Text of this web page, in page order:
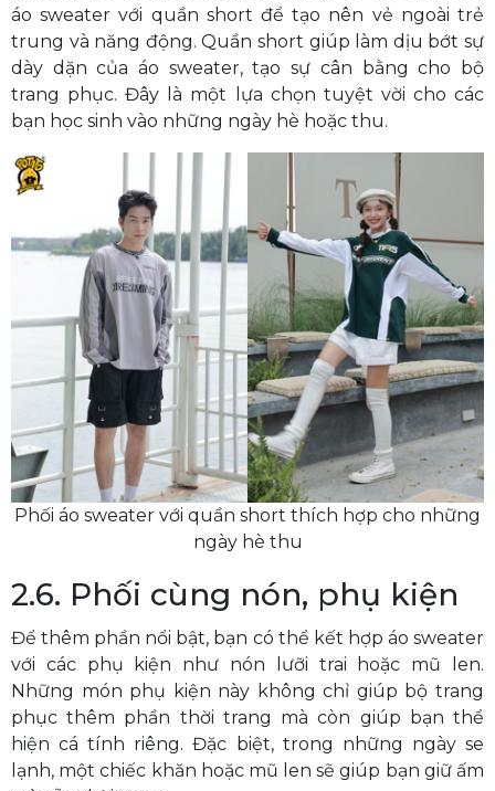
áo sweater với quần short để tạo nên vẻ ngoài trẻ
trung và năng động. Quần short giúp làm dịu bớt sự
dày dặn của áo sweater, tạo sự cân bằng cho bộ
trang phục. Đây là một lựa chọn tuyệt vời cho các
bạn học sinh vào những ngày hè hoặc thu.
Phối áo sweater với quần short thích hợp cho những
ngày hè thu
2.6. Phối cùng nón, phụ kiện
Để thêm phần nổi bật, bạn có thể kết hợp áo sweater
với các phụ kiện như nón lưỡi trai hoặc mũ len.
Những món phụ kiện này không chỉ giúp bộ trang
phục thêm phần thời trang mà còn giúp bạn thể
hiện cá tính riêng. Đặc biệt, trong những ngày se
lạnh, một chiếc khăn hoặc mũ len sẽ giúp bạn giữ ấm